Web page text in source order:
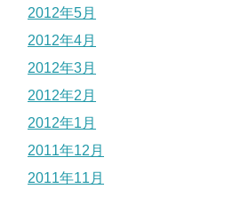
2012年5月
2012年4月
2012年3月
2012年2月
2012年1月
2011年12月
2011年11月